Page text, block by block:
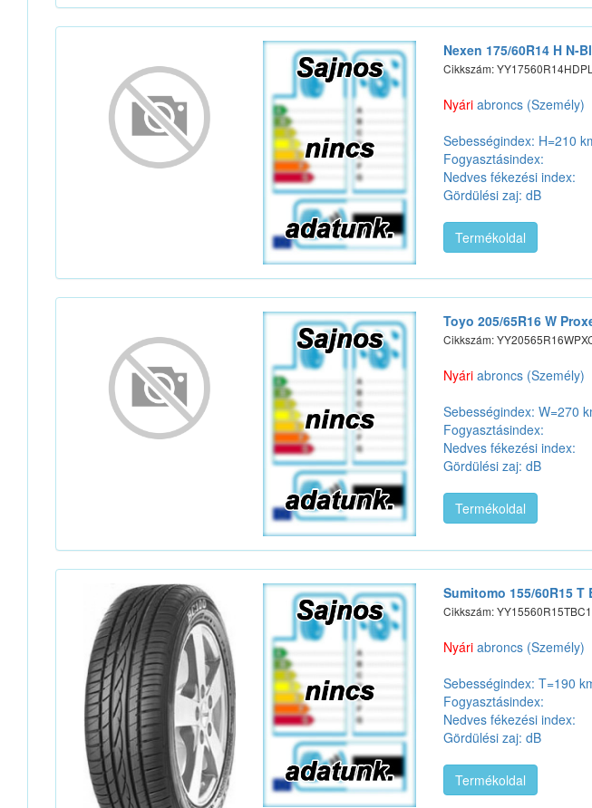
Nexen 175/60R14 H N-
Cikkszám:
Nyáriabroncs (Személy)
Sebességindex: H=210
Fogyasztásindex:
Nedves fékezési index:
Gördülési zaj: dB
Termékoldal
Toyo 205/65R16 W
Cikkszám:
Nyáriabroncs (Személy)
Sebességindex: W=270
Fogyasztásindex:
Nedves fékezési index:
Gördülési zaj: dB
Termékoldal
Sumitomo 155/60R15 T
Cikkszám:
Nyáriabroncs (Személy)
Sebességindex: T=190
Fogyasztásindex:
Nedves fékezési index:
Gördülési zaj: dB
Termékoldal